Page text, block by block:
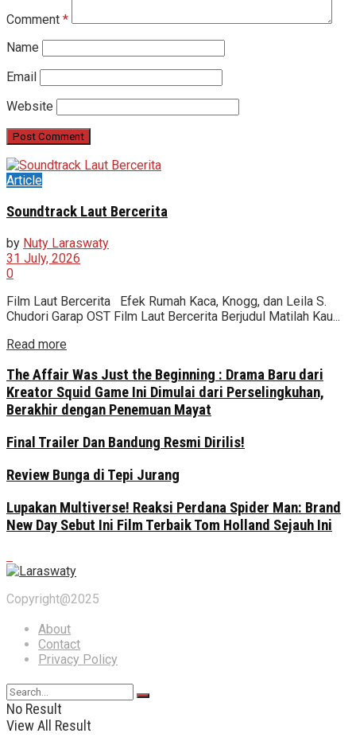
Comment *
Name
Email
Website
Article
Soundtrack Laut Bercerita
by Nuty Laraswaty
31 July, 2026
0
Film Laut Bercerita Efek Rumah Kaca, Knogg, dan Leila S.
Chudori Garap OST Film Laut Bercerita Berjudul Matilah Kau...
Read more
The Affair Was Just the Beginning : Drama Baru dari
Kreator Squid Game Ini Dimulai dari Perselingkuhan,
Berakhir dengan Penemuan Mayat
Final Trailer Dan Bandung Resmi Dirilis!
Review Bunga di Tepi Jurang
Lupakan Multiverse! Reaksi Perdana Spider Man: Brand
New Day Sebut Ini Film Terbaik Tom Holland Sejauh Ini
Copyright@2025
About
Contact
Privacy Policy
No Result
View All Result